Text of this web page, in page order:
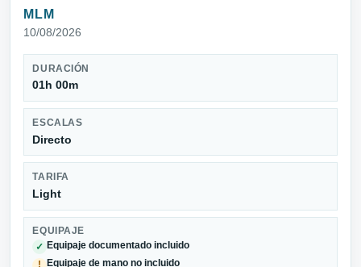
MLM
10/08/2026
DURACIÓN
01h 00m
ESCALAS
Directo
TARIFA
Light
EQUIPAJE
✓ Equipaje documentado incluido
! Equipaje de mano no incluido